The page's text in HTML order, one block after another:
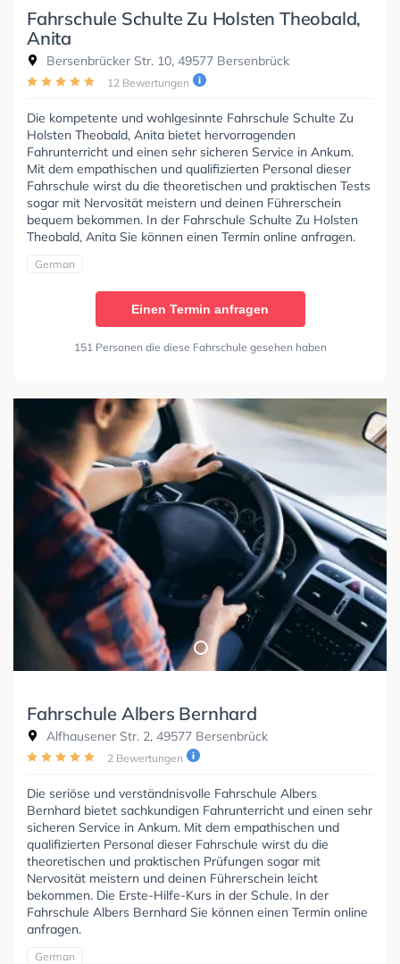
Fahrschule Schulte Zu Holsten Theobald,
Anita
Bersenbrücker Str. 10, 49577 Bersenbrück
12 Bewertungen
Die kompetente und wohlgesinnte Fahrschule Schulte Zu
Holsten Theobald, Anita bietet hervorragenden
Fahrunterricht und einen sehr sicheren Service in Ankum.
Mit dem empathischen und qualifizierten Personal dieser
Fahrschule wirst du die theoretischen und praktischen Tests
sogar mit Nervosität meistern und deinen Führerschein
bequem bekommen. In der Fahrschule Schulte Zu Holsten
Theobald, Anita Sie können einen Termin online anfragen.
German
Einen Termin anfragen
151 Personen die diese Fahrschule gesehen haben
Fahrschule Albers Bernhard
Alfhausener Str. 2, 49577 Bersenbrück
2 Bewertungen
Die seriöse und verständnisvolle Fahrschule Albers
Bernhard bietet sachkundigen Fahrunterricht und einen sehr
sicheren Service in Ankum. Mit dem empathischen und
qualifizierten Personal dieser Fahrschule wirst du die
theoretischen und praktischen Prüfungen sogar mit
Nervosität meistern und deinen Führerschein leicht
bekommen. Die Erste-Hilfe-Kurs in der Schule. In der
Fahrschule Albers Bernhard Sie können einen Termin online
anfragen.
German